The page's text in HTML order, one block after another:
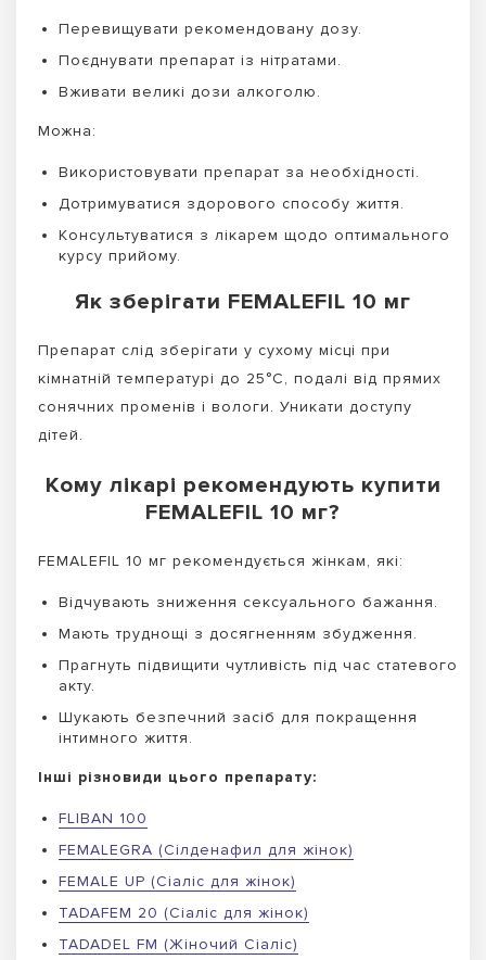
Перевищувати рекомендовану дозу.
Поєднувати препарат із нітратами.
Вживати великі дози алкоголю.
Можна:
Використовувати препарат за необхідності.
Дотримуватися здорового способу життя.
Консультуватися з лікарем щодо оптимального
курсу прийому.
Як зберігати FEMALEFIL 10 мг
Препарат слід зберігати у сухому місці при
кімнатній температурі до 25°C, подалі від прямих
сонячних променів і вологи. Уникати доступу
дітей.
Кому лікарі рекомендують купити
FEMALEFIL 10 мг?
FEMALEFIL 10 мг рекомендується жінкам, які:
Відчувають зниження сексуального бажання.
Мають труднощі з досягненням збудження.
Прагнуть підвищити чутливість під час статевого
акту.
Шукають безпечний засіб для покращення
інтимного життя.
Інші різновиди цього препарату:
FLIBAN 100
FEMALEGRA (Сілденафил для жінок)
FEMALE UP (Сіаліс для жінок)
TADAFEM 20 (Сіаліс для жінок)
TADADEL FM (Жіночий Сіаліс)